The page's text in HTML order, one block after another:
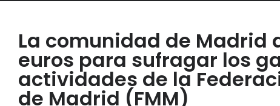
La comunidad de Madrid
euros para sufragar los
actividades de la
de Madrid (FMM)